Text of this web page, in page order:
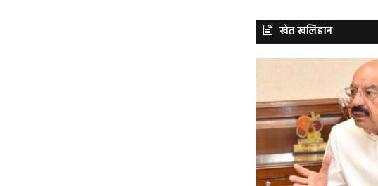
खेत खलिहान